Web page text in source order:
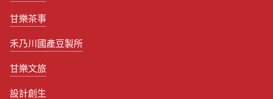
甘樂茶事
禾乃川國產豆製所
甘樂文旅
設計創生